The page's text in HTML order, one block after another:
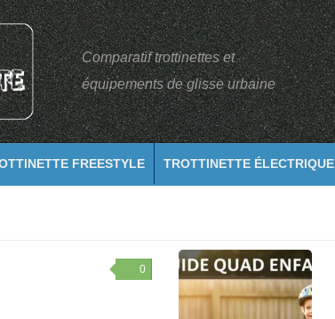
Comparatif trottinettes et
équipements de glisse urbaine
FREESTYLE TROTTINETTE ÉLECTRIQUE
0